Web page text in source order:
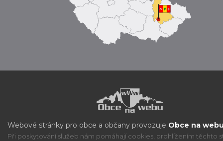
Webové stránky pro obce a občany provozuje Obce na
Při poskytování služeb nám pomáhají cookies, prohlížením těchto